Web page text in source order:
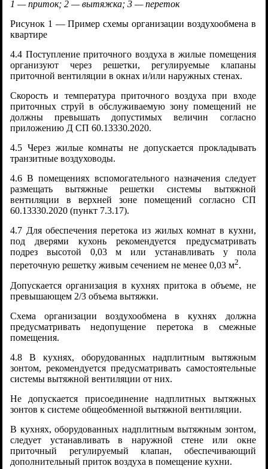
1 — приток; 2 — вытяжка; 3 — переток
Рисунок 1 — Пример схемы организации воздухообмена в
квартире
4.4 Поступление приточного воздуха в жилые помещения
организуют через решетки, регулируемые клапаны
приточной вентиляции в окнах и/или наружных стенах.
Скорость и температура приточного воздуха при входе
приточных струй в обслуживаемую зону помещений не
должны превышать допустимых величин согласно
приложению Д СП 60.13330.2020.
4.5 Через жилые комнаты не допускается прокладывать
транзитные воздуховоды.
4.6 В помещениях вспомогательного назначения следует
размещать вытяжные решетки системы вытяжной
вентиляции в верхней зоне помещений согласно СП
60.13330.2020 (пункт 7.3.17).
4.7 Для обеспечения перетока из жилых комнат в кухни,
под дверями кухонь рекомендуется предусматривать
подрез высотой 0,03 м или устанавливать у пола
переточную решетку живым сечением не менее 0,03 м2.
Допускается организация в кухнях притока в объеме, не
превышающем 2/3 объема вытяжки.
Схема организации воздухообмена в кухнях должна
предусматривать недопущение перетока в смежные
помещения.
4.8 В кухнях, оборудованных надплитным вытяжным
зонтом, рекомендуется предусматривать самостоятельные
системы вытяжной вентиляции от них.
Не допускается присоединение надплитных вытяжных
зонтов к системе общеобменной вытяжной вентиляции.
В кухнях, оборудованных надплитным вытяжным зонтом,
следует устанавливать в наружной стене или окне
приточный регулируемый клапан, обеспечивающий
дополнительный приток воздуха в помещение кухни.